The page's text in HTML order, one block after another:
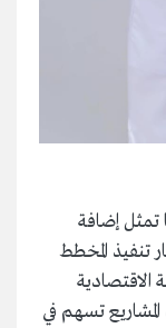
تمثل إضافة
تنفيذ المخطط
الاقتصادية
تسهم في